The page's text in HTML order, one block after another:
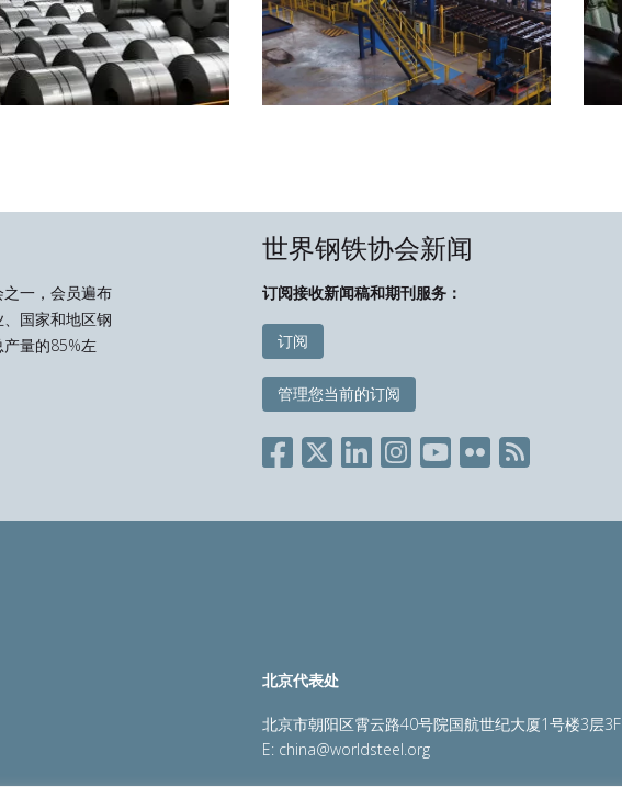
一，会员遍布
国家和地区钢
量的85%左
世界钢铁协会新闻
订阅接收新闻稿和期刊服务：
订阅
管理您当前的订阅
北京代表处
北京市朝阳区霄云路40号院国航世纪大厦1号楼3层3F
E: china@worldsteel.org